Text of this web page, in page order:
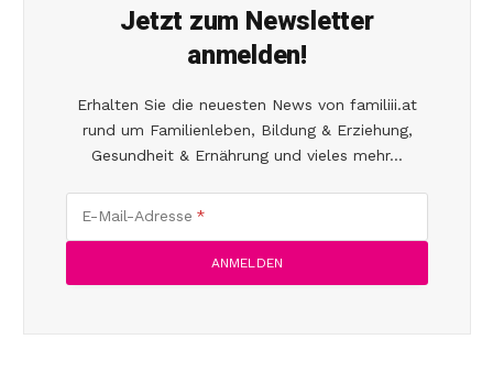
Jetzt zum Newsletter
anmelden!
Erhalten Sie die neuesten News von familiii.at
rund um Familienleben, Bildung & Erziehung,
Gesundheit & Ernährung und vieles mehr...
E-Mail-Adresse